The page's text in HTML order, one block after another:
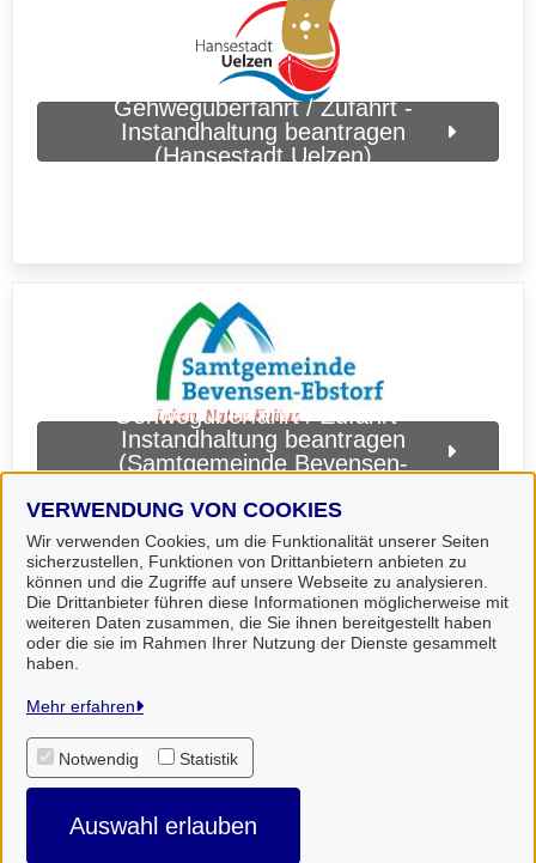
VERWENDUNG VON COOKIES
Wir verwenden Cookies, um die Funktionalität unserer Seiten
sicherzustellen, Funktionen von Drittanbietern anbieten zu
können und die Zugriffe auf unsere Webseite zu analysieren.
Die Drittanbieter führen diese Informationen möglicherweise mit
weiteren Daten zusammen, die Sie ihnen bereitgestellt haben
oder die sie im Rahmen Ihrer Nutzung der Dienste gesammelt
haben.
Mehr erfahren
Notwendig Statistik
Auswahl erlauben
Gehwegüberfahrt / Zufahrt -
Instandhaltung beantragen
(Hansestadt Uelzen)
Gehwegüberfahrt / Zufahrt -
Instandhaltung beantragen
(Samtgemeinde Bevensen-
Landkreis Uelzen
Alle Rechte vorbehalten